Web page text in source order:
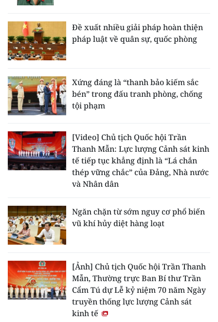
Đề xuất nhiều giải pháp hoàn thiện
pháp luật về quân sự, quốc phòng
Xứng đáng là “thanh bảo kiếm sắc
bén” trong đấu tranh phòng, chống
tội phạm
[Video] Chủ tịch Quốc hội Trần
Thanh Mẫn: Lực lượng Cảnh sát kinh
tế tiếp tục khẳng định là “Lá chắn
thép vững chắc” của Đảng, Nhà nước
và Nhân dân
Ngăn chặn từ sớm nguy cơ phổ biến
vũ khí hủy diệt hàng loạt
[Ảnh] Chủ tịch Quốc hội Trần Thanh
Mẫn, Thường trực Ban Bí thư Trần
Cẩm Tú dự Lễ kỷ niệm 70 năm Ngày
truyền thống lực lượng Cảnh sát
kinh tế